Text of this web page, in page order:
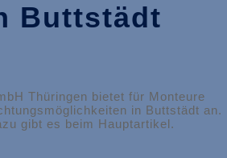
Buttstädt
Thüringen bietet für Monteure
in Buttstädt an.
gibt es beim Hauptartikel.